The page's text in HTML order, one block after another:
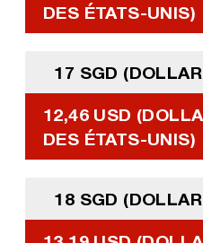
DES ÉTATS-UNIS)
17 SGD
12,46 USD
DES ÉTATS-UNIS)
18 SGD